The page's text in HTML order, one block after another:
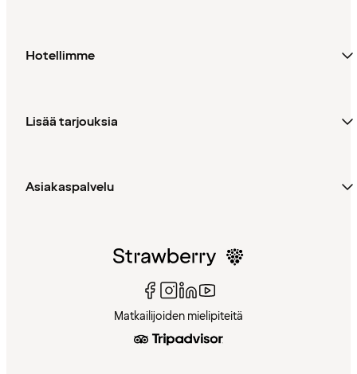
Hotellimme
Lisää tarjouksia
Asiakaspalvelu
Matkailijoiden mielipiteitä